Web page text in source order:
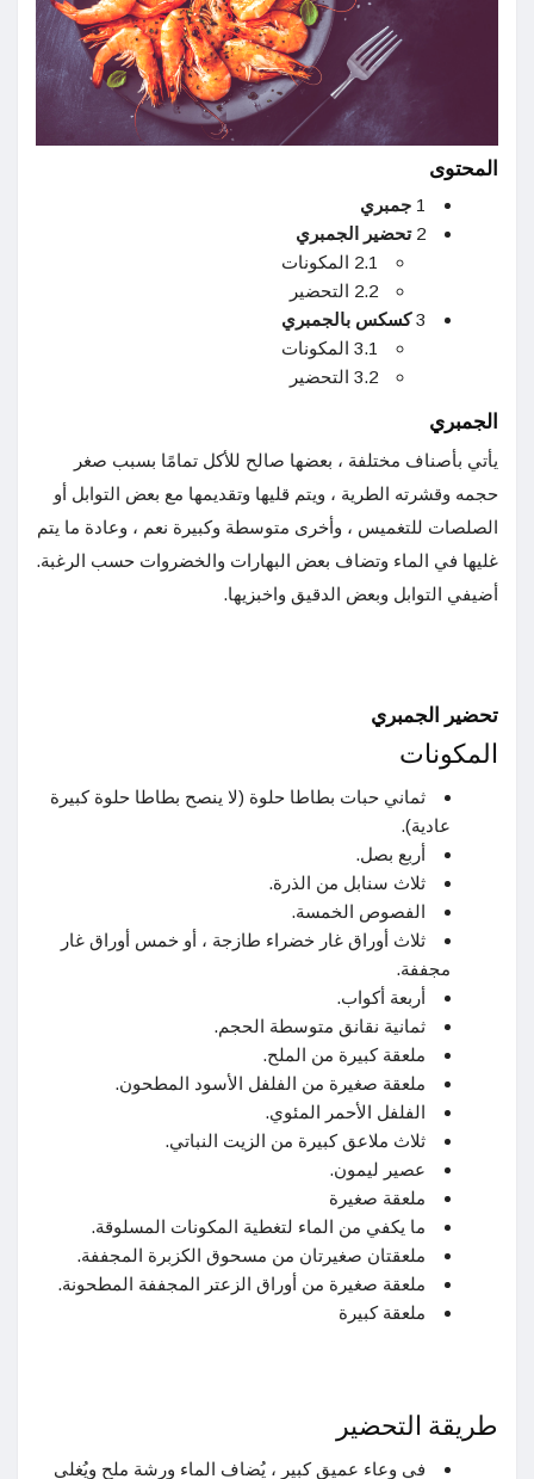
المحتوى
1 جمبري
2 تحضير الجمبري
2.1 المكونات
2.2 التحضير
3 كسكس بالجمبري
3.1 المكونات
3.2 التحضير
الجمبري
يأتي بأصناف مختلفة ، بعضها صالح للأكل تمامًا بسبب صغر
حجمه وقشرته الطرية ، ويتم قليها وتقديمها مع بعض التوابل أو
الصلصات للتغميس ، وأخرى متوسطة وكبيرة نعم ، وعادة ما يتم
غليها في الماء وتضاف بعض البهارات والخضروات حسب الرغبة.
أضيفي التوابل وبعض الدقيق واخبزيها.
تحضير الجمبري
المكونات
ثماني حبات بطاطا حلوة (لا ينصح بطاطا حلوة كبيرة
عادية).
أربع بصل.
ثلاث سنابل من الذرة.
الفصوص الخمسة.
ثلاث أوراق غار خضراء طازجة ، أو خمس أوراق غار
مجففة.
أربعة أكواب.
ثمانية نقانق متوسطة الحجم.
ملعقة كبيرة من الملح.
ملعقة صغيرة من الفلفل الأسود المطحون.
الفلفل الأحمر المئوي.
ثلاث ملاعق كبيرة من الزيت النباتي.
عصير ليمون.
ملعقة صغيرة
ما يكفي من الماء لتغطية المكونات المسلوقة.
ملعقتان صغيرتان من مسحوق الكزبرة المجففة.
ملعقة صغيرة من أوراق الزعتر المجففة المطحونة.
ملعقة كبيرة
طريقة التحضير
في وعاء عميق كبير ، يُضاف الماء ورشة ملح ويُغلى